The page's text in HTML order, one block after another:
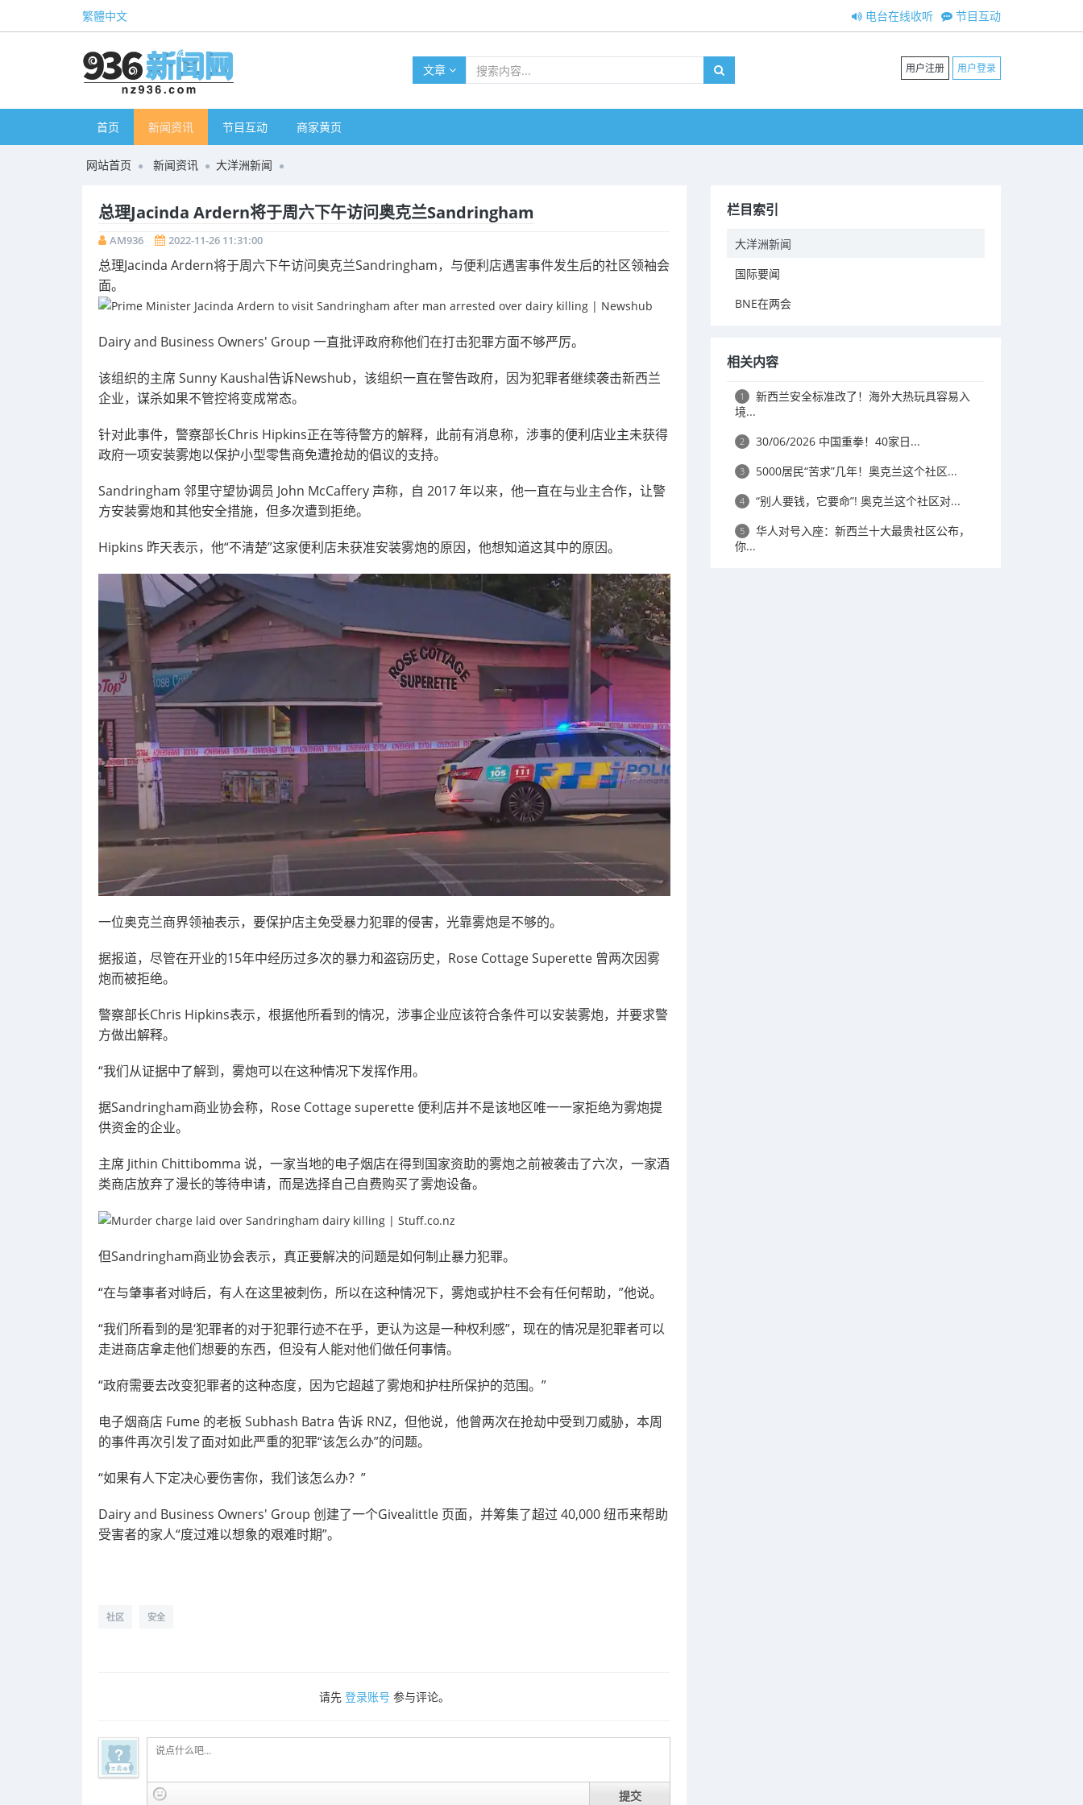
繁體中文 节目互动
电台在线收听
文章 用户注册 用户登录
首页 新闻资讯 节目互动 商家黄页
网站首页 新闻资讯 大洋洲新闻
总理Jacinda Ardern将于周六下午访问奥克兰Sandringham
AM936 2022-11-26 11:31:00
总理Jacinda Ardern将于周六下午访问奥克兰Sandringham，与便利店遇害事件发生后的社区领袖会
面。
Dairy and Business Owners' Group 一直批评政府称他们在打击犯罪方面不够严厉。
该组织的主席 Sunny Kaushal告诉Newshub，该组织一直在警告政府，因为犯罪者继续袭击新西兰
企业，谋杀如果不管控将变成常态。
针对此事件，警察部长Chris Hipkins正在等待警方的解释，此前有消息称，涉事的便利店业主未获得
政府一项安装雾炮以保护小型零售商免遭抢劫的倡议的支持。
Sandringham 邻里守望协调员 John McCaffery 声称，自 2017 年以来，他一直在与业主合作，让警
方安装雾炮和其他安全措施，但多次遭到拒绝。
Hipkins 昨天表示，他“不清楚”这家便利店未获准安装雾炮的原因，他想知道这其中的原因。
一位奥克兰商界领袖表示，要保护店主免受暴力犯罪的侵害，光靠雾炮是不够的。
据报道，尽管在开业的15年中经历过多次的暴力和盗窃历史，Rose Cottage Superette 曾两次因雾
炮而被拒绝。
警察部长Chris Hipkins表示，根据他所看到的情况，涉事企业应该符合条件可以安装雾炮，并要求警
方做出解释。
“我们从证据中了解到，雾炮可以在这种情况下发挥作用。
据Sandringham商业协会称，Rose Cottage superette 便利店并不是该地区唯一一家拒绝为雾炮提
供资金的企业。
主席 Jithin Chittibomma 说，一家当地的电子烟店在得到国家资助的雾炮之前被袭击了六次，一家酒
类商店放弃了漫长的等待申请，而是选择自己自费购买了雾炮设备。
但Sandringham商业协会表示，真正要解决的问题是如何制止暴力犯罪。
“在与肇事者对峙后，有人在这里被刺伤，所以在这种情况下，雾炮或护柱不会有任何帮助，”他说。
“我们所看到的是‘犯罪者的对于犯罪行迹不在乎，更认为这是一种权利感”，现在的情况是犯罪者可以
走进商店拿走他们想要的东西，但没有人能对他们做任何事情。
“政府需要去改变犯罪者的这种态度，因为它超越了雾炮和护柱所保护的范围。”
电子烟商店 Fume 的老板 Subhash Batra 告诉 RNZ，但他说，他曾两次在抢劫中受到刀威胁，本周
的事件再次引发了面对如此严重的犯罪“该怎么办”的问题。
“如果有人下定决心要伤害你，我们该怎么办？”
Dairy and Business Owners' Group 创建了一个Givealittle 页面，并筹集了超过 40,000 纽币来帮助
受害者的家人“度过难以想象的艰难时期”。
社区 安全
请先 登录账号 参与评论。
提交
栏目索引
大洋洲新闻
国际要闻
BNE在两会
相关内容
1
新西兰安全标准改了！海外大热玩具容易入
境...
2 30/06/2026 中国重拳！40家日...
3 5000居民“苦求”几年！奥克兰这个社区...
4 “别人要钱，它要命”! 奥克兰这个社区对...
5
华人对号入座：新西兰十大最贵社区公布，
你...